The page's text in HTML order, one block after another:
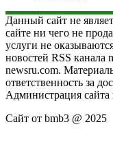
Данный сайт не
сайте ни чего не
услуги не
новостей RSS канала
newsru.com.
ответственность за
Администрация сайта
Сайт от bmb3 @ 2025